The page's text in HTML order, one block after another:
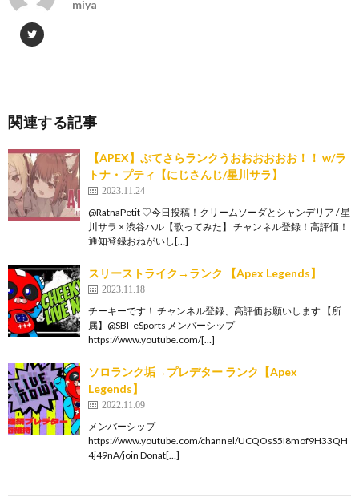
miya
関連する記事
【APEX】ぷてさらランクうおおおおおお！！ w/ラ
トナ・プティ【にじさんじ/星川サラ】
2023.11.24
@RatnaPetit ♡今日投稿！クリームソーダとシャンデリア / 星
川サラ × 渋谷ハル【歌ってみた】 チャンネル登録！高評価！
通知登録おねがいし[…]
スリーストライク→ランク 【Apex Legends】
2023.11.18
チーキーです！ チャンネル登録、高評価お願いします 【所
属】@SBI_eSports メンバーシップ
https://www.youtube.com/[…]
ソロランク垢→プレデター ランク【Apex
Legends】
2022.11.09
メンバーシップ
https://www.youtube.com/channel/UCQOsS5I8mof9H33QH
4j49nA/join Donat[…]